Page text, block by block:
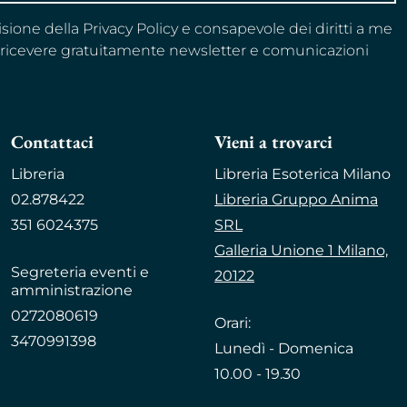
della Privacy Policy e consapevole dei diritti a me
gratuitamente newsletter e comunicazioni
Contattaci
Libreria
02.878422
351 6024375
Segreteria eventi e
amministrazione
0272080619
3470991398
Vieni a trovarci
Libreria Esoterica Milano
Libreria Gruppo Anima
SRL
Galleria Unione 1 Milano,
20122
Orari:
Lunedì - Domenica
10.00 - 19.30